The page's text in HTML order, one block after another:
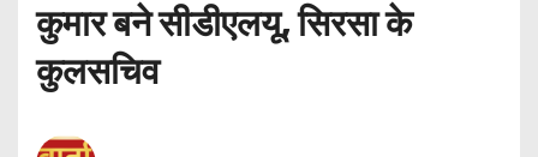
कुमार बने सीडीएलयू, सिरसा के
कुलसचिव